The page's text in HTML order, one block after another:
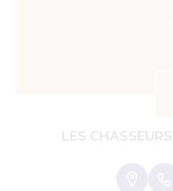
LES